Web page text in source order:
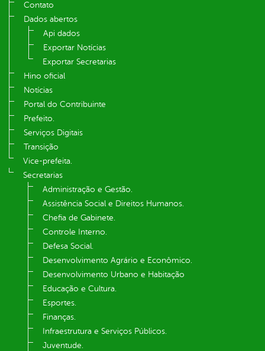
Contato
Dados abertos
Api dados
Exportar Notícias
Exportar Secretarias
Hino oficial
Notícias
Portal do Contribuinte
Prefeito.
Serviços Digitais
Transição
Vice-prefeita.
Secretarias
Administração e Gestão.
Assistência Social e Direitos Humanos.
Chefia de Gabinete.
Controle Interno.
Defesa Social.
Desenvolvimento Agrário e Econômico.
Desenvolvimento Urbano e Habitação
Educação e Cultura.
Esportes.
Finanças.
Infraestrutura e Serviços Públicos.
Juventude.